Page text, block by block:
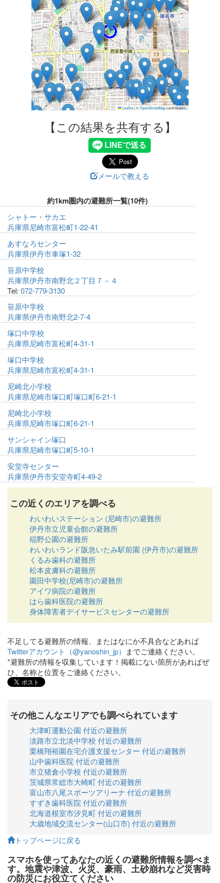
Leaflet|©OpenStreetMapcontributors
【この結果を共有する】
メールで教える
約1km圏内の避難所一覧(10件)
シャトー・サカエ
兵庫県尼崎市富松町1-22-41
あすなろセンター
兵庫県伊丹市車塚1-32
笹原中学校
兵庫県伊丹市南野北２丁目７－４
Tel: 072-779-3130
笹原中学校
兵庫県伊丹市南野北2-7-4
塚口中学校
兵庫県尼崎市富松町4-31-1
塚口中学校
兵庫県尼崎市富松町4-31-1
尼崎北小学校
兵庫県尼崎市塚口町塚口町6-21-1
尼崎北小学校
兵庫県尼崎市塚口町6-21-1
サンシャイン塚口
兵庫県尼崎市塚口町5-10-1
安堂寺センター
兵庫県伊丹市安堂寺町4-49-2
この近くのエリアを調べる
わいわいステーション (尼崎市)の避難所
伊丹市立児童会館の避難所
稲野公園の避難所
わいわいランド阪急いたみ駅前園 (伊丹市)の避難所
くるみ歯科の避難所
松本皮膚科の避難所
園田中学校(尼崎市)の避難所
アイワ病院の避難所
はら歯科医院の避難所
身体障害者デイサービスセンターの避難所
不足してる避難所の情報、またはなにか不具合などあれば
Twitterアカウント（@yanoshin_jp） までご連絡ください。
*避難所の情報を収集しています！掲載にない箇所があればぜ
ひ、名称と位置をご連絡ください。
その他こんなエリアでも調べられています
大津町運動公園 付近の避難所
淡路市立北淡中学校 付近の避難所
栗橋翔裕園在宅介護支援センター 付近の避難所
山中歯科医院 付近の避難所
市立猪倉小学校 付近の避難所
茨城県常総市大崎町 付近の避難所
富山市八尾スポーツアリーナ 付近の避難所
すずき歯科医院 付近の避難所
北海道根室市汐見町 付近の避難所
大歳地域交流センター(山口市) 付近の避難所
トップページに戻る
スマホを使ってあなたの近くの避難所情報を調べま
す。地震や津波、火災、豪雨、土砂崩れなど災害時
の防災にお役立てください